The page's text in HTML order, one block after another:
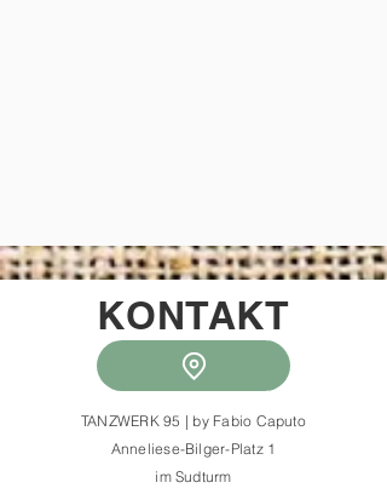
KONTAKT
TANZWERK 95 | by Fabio Caputo
Anneliese-Bilger-Platz 1
im Sudturm